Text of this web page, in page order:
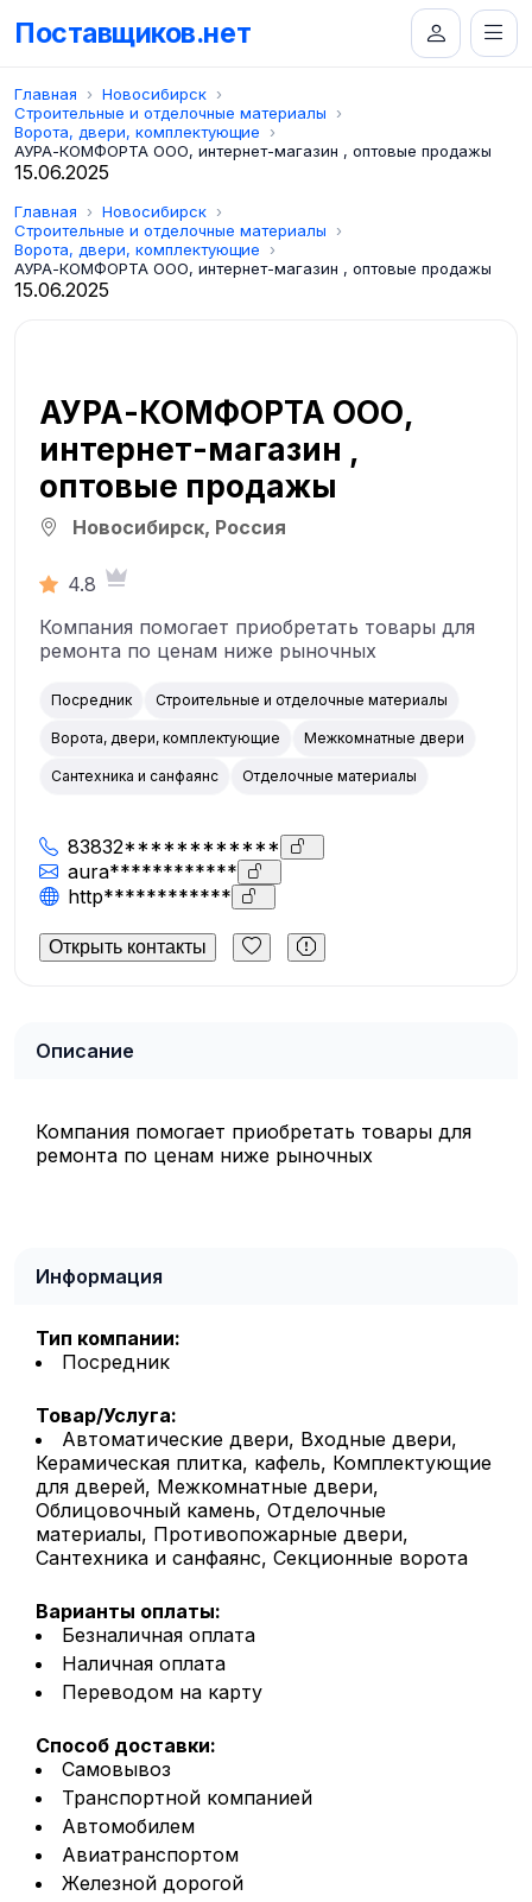
Поставщиков.нет
Главная
Новосибирск
Строительные и отделочные материалы
Ворота, двери, комплектующие
АУРА-КОМФОРТА ООО, интернет-магазин , оптовые продажы
15.06.2025
Главная
Новосибирск
Строительные и отделочные материалы
Ворота, двери, комплектующие
АУРА-КОМФОРТА ООО, интернет-магазин , оптовые продажы
15.06.2025
АУРА-КОМФОРТА ООО,
интернет-магазин ,
оптовые продажы
Новосибирск, Россия
4.8
Компания помогает приобретать товары для
ремонта по ценам ниже рыночных
Посредник Строительные и отделочные материалы
Ворота, двери, комплектующие Межкомнатные двери
Сантехника и санфаянс Отделочные материалы
83832************
aura************
http************
Открыть контакты
Описание
Компания помогает приобретать товары для
ремонта по ценам ниже рыночных
Информация
Тип компании:
Посредник
Товар/Услуга:
Автоматические двери, Входные двери,
Керамическая плитка, кафель, Комплектующие
для дверей, Межкомнатные двери,
Облицовочный камень, Отделочные
материалы, Противопожарные двери,
Сантехника и санфаянс, Секционные ворота
Варианты оплаты:
Безналичная оплата
Наличная оплата
Переводом на карту
Способ доставки:
Самовывоз
Транспортной компанией
Автомобилем
Авиатранспортом
Железной дорогой